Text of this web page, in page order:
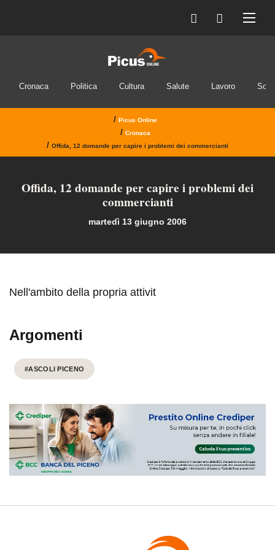
Cronaca Politica Cultura Salute Lavoro
/ Picus Online
/ Cronaca
/ Offida, 12 domande per capire i problemi dei commercianti
Offida, 12 domande per capire i problemi dei
commercianti
martedì 13 giugno 2006
Nell'ambito della propria attivit
Argomenti
#ASCOLI PICENO